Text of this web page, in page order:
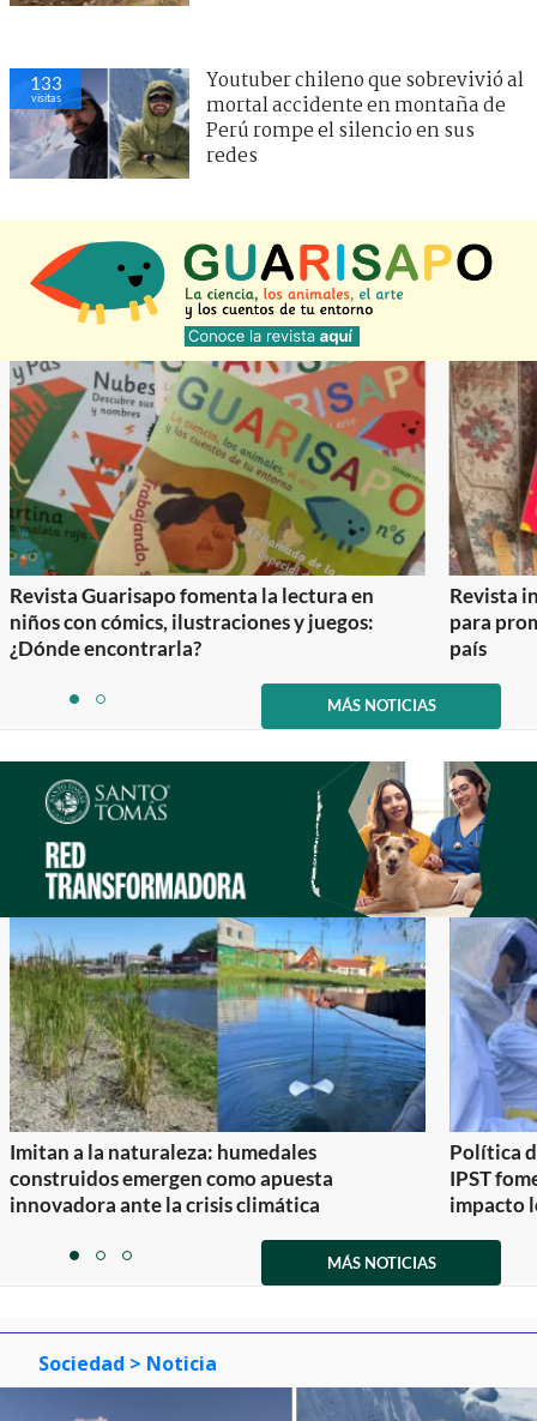
133
visitas
Youtuber chileno que sobrevivió al
mortal accidente en montaña de
Perú rompe el silencio en sus
redes
Revista Guarisapo fomenta la lectura en
niños con cómics, ilustraciones y juegos:
¿Dónde encontrarla?
Revista
para
país
itemitem
2
MÁS NOTICIAS
Imitan a la naturaleza: humedales
construidos emergen como apuesta
innovadora ante la crisis climática
Política
IPST
impacto
itemitemitem
MÁS NOTICIAS
Sociedad > Noticia